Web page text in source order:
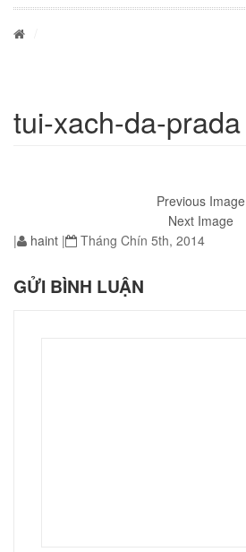
tui-xach-da-prada
Previous Image
Next Image
|
haint | Tháng Chín 5th, 2014
GỬI BÌNH LUẬN